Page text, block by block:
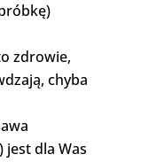
zdrowie,
chyba
dla Was